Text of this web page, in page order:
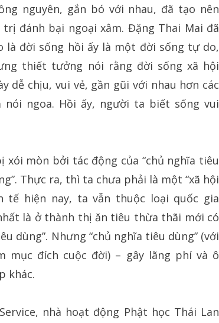
nguyên, gắn bó với nhau, đã tạo nên
đánh bại ngoại xâm. Đặng Thai Mai đã
là đời sống hồi ấy là một đời sống tự do,
thiết tưởng nói rằng đời sống xã hội
dễ chịu, vui vẻ, gần gũi với nhau hơn các
ngoa. Hồi ấy, người ta biết sống vui
xói mòn bởi tác động của “chủ nghĩa tiêu
Thực ra, thì ta chưa phải là một “xã hội
tế hiện nay, ta vẫn thuộc loại quốc gia
là ở thành thị ăn tiêu thừa thãi mới có
dùng”. Nhưng “chủ nghĩa tiêu dùng” (với
mục đích cuộc đời) – gây lãng phí và ô
khác.
nhà hoạt động Phật học Thái Lan